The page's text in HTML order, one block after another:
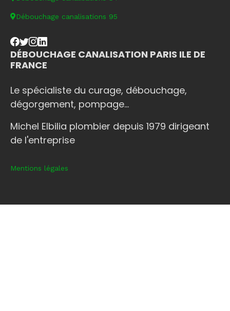
Débouchage canalisations 95
DÉBOUCHAGE CANALISATION PARIS ILE DE
FRANCE
Le spécialiste du curage, débouchage,
dégorgement, pompage...
Michel Elbilia plombier depuis 1979 dirigeant
de l'entreprise
Mentions légales